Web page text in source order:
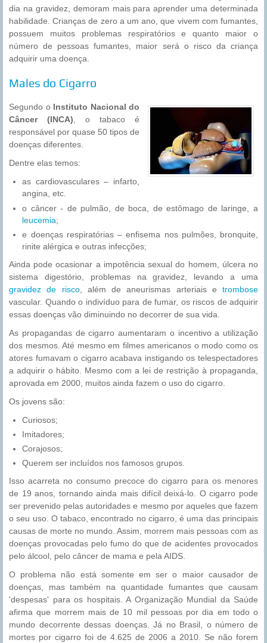
dia na gravidez, demoram mais para aprender uma determinada
habilidade. Crianças de zero a um ano, que vivem com fumantes,
possuem muitos problemas respiratórios e quanto maior o
número de pessoas fumantes, maior será o risco da criança
adquirir uma doença.
Males do Cigarro
Segundo o Instituto Nacional do
Câncer (INCA), o tabaco é
responsável por quase 50 tipos de
doenças diferentes.
Dentre elas temos:
as cardiovasculares – infarto,
angina, etc.
o câncer - de pulmão, de boca, de estômago de laringe, a
leucemia;
e doenças respiratórias – enfisema nos pulmões, bronquite,
rinite alérgica e outras infecções;
Ainda pode ocasionar a impotência sexual do homem, úlcera no
sistema digestório, problemas na gravidez, levando a uma
gravidez de risco, além de aneurismas arteriais e trombose
vascular. Quando o indivíduo para de fumar, os riscos de adquirir
essas doenças vão diminuindo no decorrer de sua vida.
As propagandas de cigarro aumentaram o incentivo a utilização
dos mesmos. Até mesmo em filmes americanos o modo como os
atores fumavam o cigarro acabava instigando os telespectadores
a adquirir o hábito. Mesmo com a lei de restrição à propaganda,
aprovada em 2000, muitos ainda fazem o uso do cigarro.
Os jovens são:
Curiosos;
Imitadores;
Corajosos;
Querem ser incluídos nos famosos grupos.
Isso acarreta no consumo precoce do cigarro para os menores
de 19 anos, tornando ainda mais difícil deixá-lo. O cigarro pode
ser prevenido pelas autoridades e mesmo por aqueles que fazem
o seu uso. O tabaco, encontrado no cigarro, é uma das principais
causas de morte no mundo. Assim, morrem mais pessoas com as
doenças provocadas pelo fumo do que de acidentes provocados
pelo álcool, pelo câncer de mama e pela AIDS.
O problema não está somente em ser o maior causador de
doenças, mas também na quantidade fumantes que causam
'despesas' para os hospitais. A Organização Mundial da Saúde
afirma que morrem mais de 10 mil pessoas por dia em todo o
mundo decorrente dessas doenças. Já no Brasil, o número de
mortes por cigarro foi de 4.625 de 2006 a 2010. Se não forem